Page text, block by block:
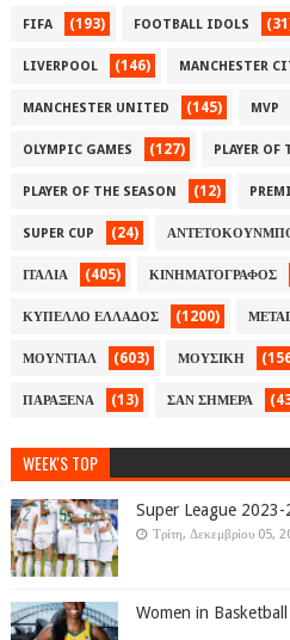
FIFA (193) FOOTBALL IDOLS
LIVERPOOL (146) MANCHESTER
MANCHESTER UNITED (145) MVP
OLYMPIC GAMES (127) PLAYER OF
PLAYER OF THE SEASON (12)
SUPER CUP (24)
ΙΤΑΛΙΑ (405) ΚΙΝΗΜΑΤΟΓΡΑΦΟΣ
ΚΥΠΕΛΛΟ ΕΛΛΑΔΟΣ (1200)
ΜΟΥΝΤΙΑΛ (603) ΜΟΥΣΙΚΗ
ΠΑΡΑΞΕΝΑ (13) ΣΑΝ ΣΗΜΕΡΑ
WEEK'S TOP
Super League 2023-
Τρίτη, Δεκεμβρίου 05,
Women in